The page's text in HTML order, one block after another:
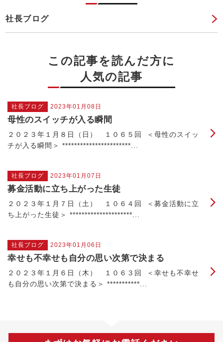
社長ブログ
この記事を読んだ方に
人気の記事
社長ブログ 2023年01月08日
母性のスイッチが入る瞬間
２０２３年１月８日（日） １０６５回 ＜母性のスイッ
チが入る瞬間＞ ***********************...
社長ブログ 2023年01月07日
募金活動に立ち上がった生徒
２０２３年１月７日（土） １０６４回 ＜募金活動に立
ち上がった生徒＞ *********************...
社長ブログ 2023年01月06日
幸せも不幸せも自分の思い次第で決まる
２０２３年１月６日（木） １０６３回 ＜幸せも不幸せ
も自分の思い次第で決まる＞ ***********...